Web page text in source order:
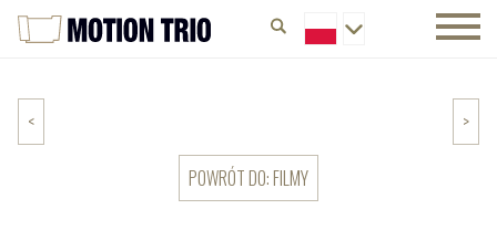
< >
POWRÓT DO: FILMY